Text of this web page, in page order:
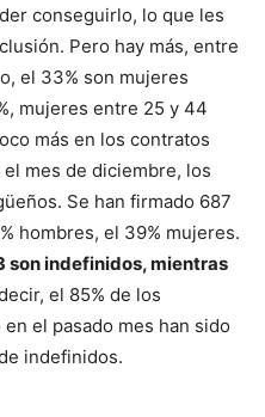
conseguirlo, lo que les
Pero hay más, entre
el 33% son mujeres
mujeres entre 25 y 44
más en los contratos
mes de diciembre, los
Se han firmado 687
hombres, el 39% mujeres.
son indefinidos, mientras
el 85% de los
el pasado mes han sido
indefinidos.